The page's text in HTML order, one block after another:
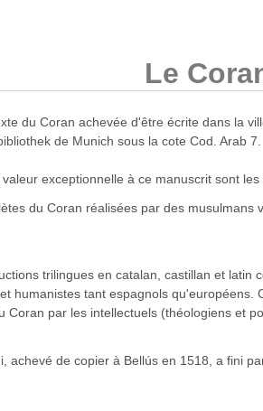
Le
du Coran achevée d'être écrite dans la
de Munich sous la cote Cod. Arab 7.
exceptionnelle à ce manuscrit sont les
du Coran réalisées par des
trilingues en catalan, castillan et
humanistes tant espagnols
par les intellectuels (théologiens et
achevé de copier à Bellús en 1518, a fini